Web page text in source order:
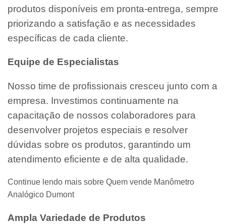
produtos disponíveis em pronta-entrega, sempre
priorizando a satisfação e as necessidades
específicas de cada cliente.
Equipe de Especialistas
Nosso time de profissionais cresceu junto com a
empresa. Investimos continuamente na
capacitação de nossos colaboradores para
desenvolver projetos especiais e resolver
dúvidas sobre os produtos, garantindo um
atendimento eficiente e de alta qualidade.
Continue lendo mais sobre Quem vende Manômetro
Analógico Dumont
Ampla Variedade de Produtos